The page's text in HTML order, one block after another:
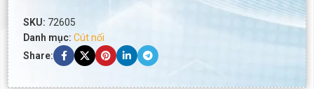
SKU: 72605
Danh mục: Cút nối
Share: